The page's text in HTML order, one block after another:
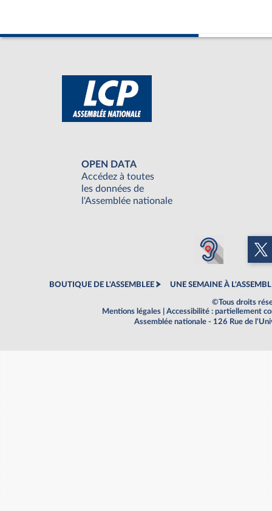
OPEN DATA
Accédez à toutes
les données de
l'Assemblée nationale
BOUTIQUE DE L'ASSEMBLEE UNE SEMAINE À
©Tous droits
Mentions légales
Accessibilité : partiellement
Assemblée nationale - 126 Rue de